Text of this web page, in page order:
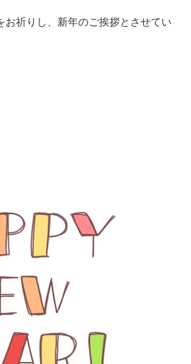
お祈りし、新年のご挨拶とさせてい